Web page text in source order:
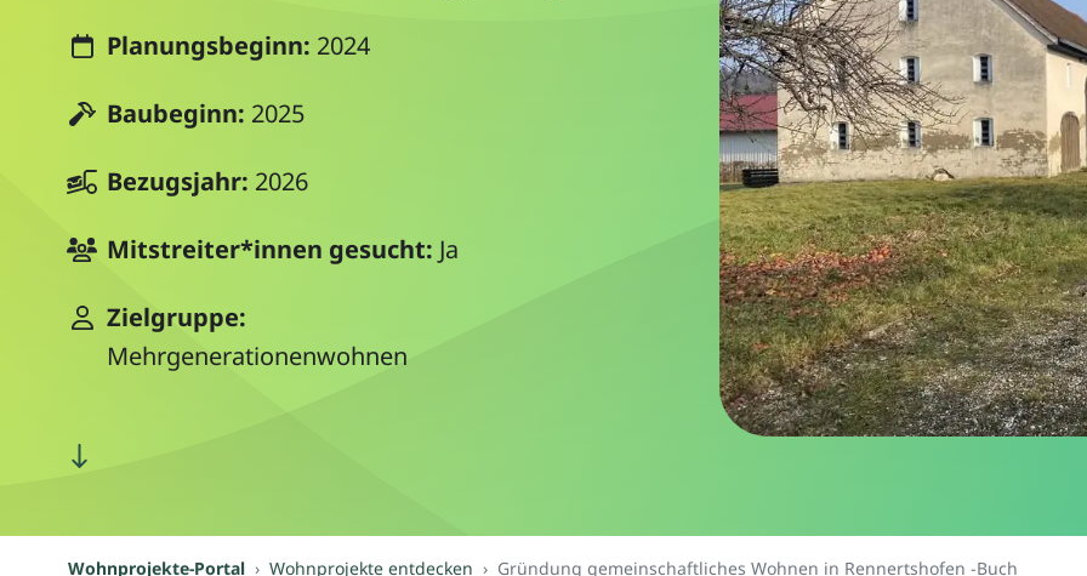
Planungsbeginn: 2024
Baubeginn: 2025
Bezugsjahr: 2026
Mitstreiter*innen gesucht: Ja
Zielgruppe:
Mehrgenerationenwohnen
Wohnprojekte-Portal Wohnprojekte entdecken Gründung gemeinschaftliches Wohnen in Rennertshofen -Buch